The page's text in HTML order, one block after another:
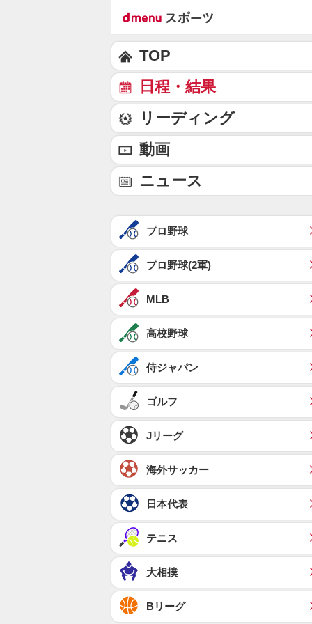
TOP
日程・結果
リーディング
動画
ニュース
プロ野球
プロ野球(2軍)
MLB
高校野球
侍ジャパン
ゴルフ
Jリーグ
海外サッカー
日本代表
テニス
大相撲
Bリーグ